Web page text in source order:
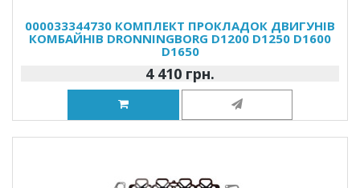
000033344730 КОМПЛЕКТ ПРОКЛАДОК ДВИГУНІВ
КОМБАЙНІВ DRONNINGBORG D1200 D1250 D1600
D1650
4 410 грн.